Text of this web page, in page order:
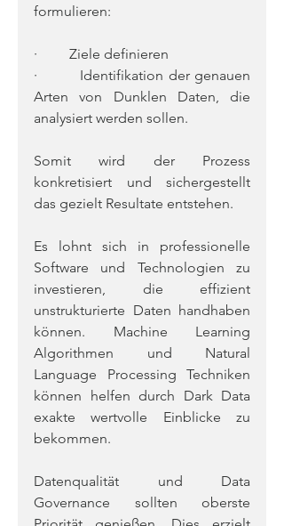
formulieren:
·         Ziele definieren
·         Identifikation der genauen
Arten von Dunklen Daten, die
analysiert werden sollen.
Somit wird der Prozess
konkretisiert und sichergestellt
das gezielt Resultate entstehen.
Es lohnt sich in professionelle
Software und Technologien zu
investieren, die effizient
unstrukturierte Daten handhaben
können. Machine Learning
Algorithmen und Natural
Language Processing Techniken
können helfen durch Dark Data
exakte wertvolle Einblicke zu
bekommen.
Datenqualität und Data
Governance sollten oberste